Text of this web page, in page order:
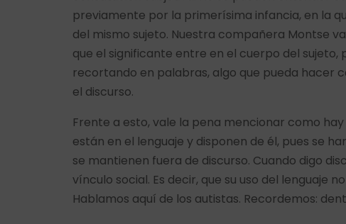
previamente por la primerísima infancia, en la
del mismo sujeto. Nuestra compañera Montse
que el significante entre en el cuerpo del
recortando en palabras, algo que pueda hacer
el discurso.
Frente a esto, vale la pena mencionar como
están en el lenguaje y disponen de él, pues se
se mantienen fuera de discurso. Cuando digo
vínculo social. Es decir, que su uso del lenguaje
Hablamos aquí de los autistas. Recordemos: